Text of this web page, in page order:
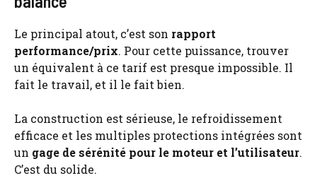
Le principal atout, c’est son rapport
performance/prix. Pour cette puissance, trouver
un équivalent à ce tarif est presque impossible. Il
fait le travail, et il le fait bien.
La construction est sérieuse, le refroidissement
efficace et les multiples protections intégrées sont
un gage de sérénité pour le moteur et l’utilisateur.
C’est du solide.